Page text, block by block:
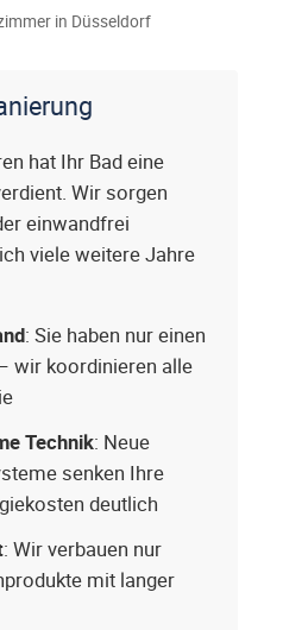
in Düsseldorf
hat Ihr Bad eine
Wir sorgen
einwandfrei
viele weitere Jahre
: Sie haben nur einen
wir koordinieren alle
Technik: Neue
senken Ihre
deutlich
: Wir verbauen nur
mit langer